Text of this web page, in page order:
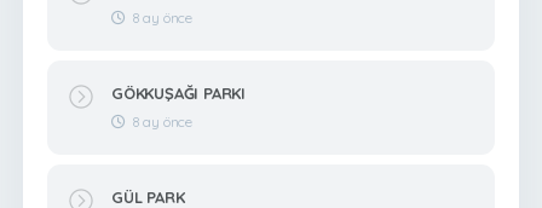
8 ay önce
GÖKKUŞAĞI PARKI
8 ay önce
GÜL PARK